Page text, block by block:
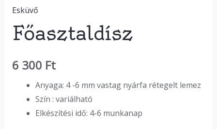
Esküvő
Főasztaldísz
6 300 Ft
Anyaga: 4 -6 mm vastag nyárfa rétegelt lemez
Szín : variálható
Elkészítési idő: 4-6 munkanap